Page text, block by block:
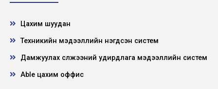
Нээлттэй ажлын байр - Төвийн бүсийн
туслах то...
Цахим шуудан
Техникийн мэдээллийн нэгдсэн систем
Дамжуулах сүлжээний удирдлага мэдээллийн систем
Able цахим оффис